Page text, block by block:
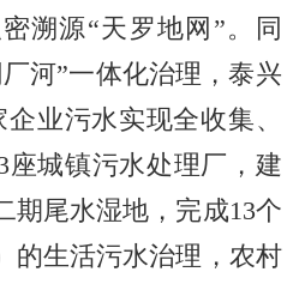
溯源“天罗地网”。同
河”一体化治理，泰兴
业污水实现全收集、
城镇污水处理厂，建
期尾水湿地，完成13个
的生活污水治理，农村